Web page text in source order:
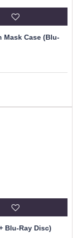
Mask Case (Blu-
Blu-Ray Disc)